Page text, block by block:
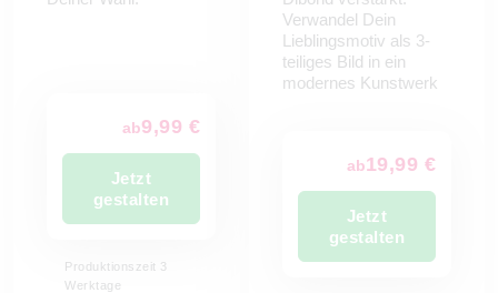
ab9,99 €
Jetzt
gestalten
Produktionszeit 3
Werktage
Verwandel Dein
Lieblingsmotiv als 3-
teiliges Bild in ein
modernes Kunstwerk
ab19,99 €
Jetzt
gestalten